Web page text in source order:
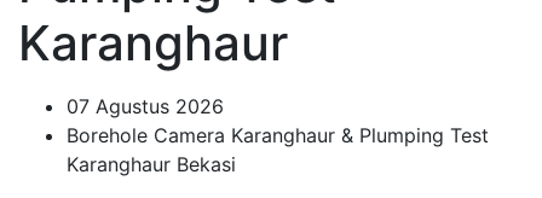
Karanghaur
07 Agustus 2026
Borehole Camera Karanghaur & Plumping Test
Karanghaur Bekasi